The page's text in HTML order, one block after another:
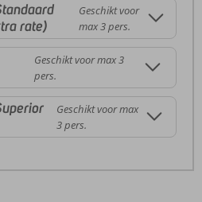
rate)
Geschikt voor
max 3 pers.
Geschikt voor max 3
pers.
Geschikt voor max
3 pers.